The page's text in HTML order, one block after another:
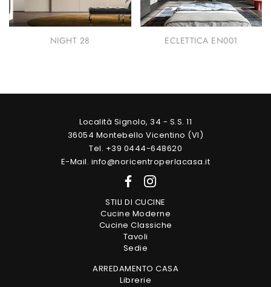
NIGHT 28 ECLETTICA EN001
Località Signolo, 34 - S.S. 11
36054 Montebello Vicentino (VI)
Tel. +39 0444-648620
E-Mail. info@noricentroperlacasa.it
STILI DI CUCINE
Cucine Moderne
Cucine Classiche
Tavoli
Sedie
ARREDAMENTO CASA
Librerie